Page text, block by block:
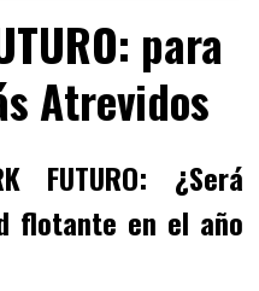
para
Atrevidos
FUTURO: ¿Será
flotante en el año